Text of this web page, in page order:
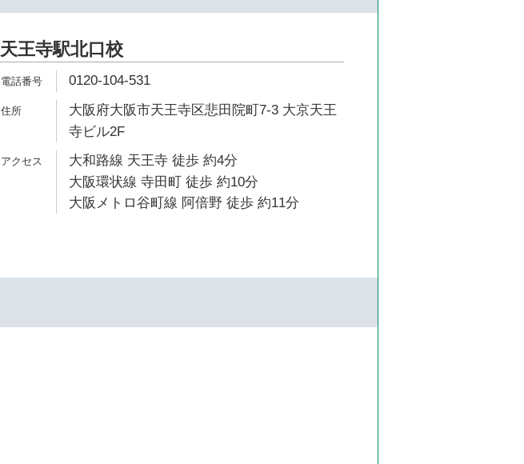
天王寺駅北口校
0120-104-531
大阪府大阪市天王寺区悲田院町7-3 大京天王
寺ビル2F
大和路線 天王寺 徒歩 約4分
大阪環状線 寺田町 徒歩 約10分
大阪メトロ谷町線 阿倍野 徒歩 約11分